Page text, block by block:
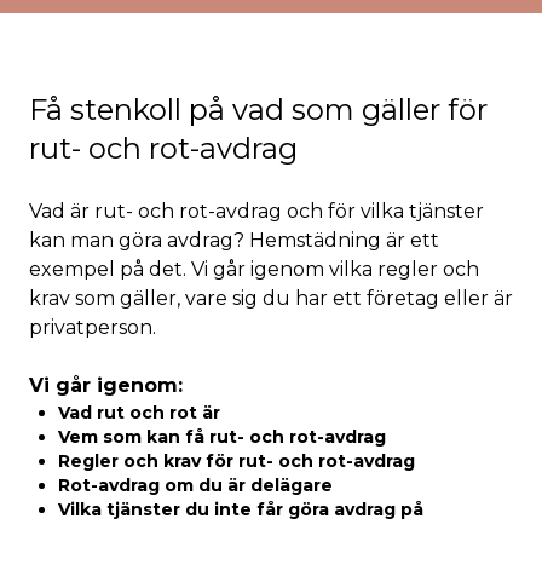
Få stenkoll på vad som gäller för
rut- och rot-avdrag
Vad är rut- och rot-avdrag och för vilka tjänster
kan man göra avdrag? Hemstädning är ett
exempel på det. Vi går igenom vilka regler och
krav som gäller, vare sig du har ett företag eller är
privatperson.
Vi går igenom:
Vad rut och rot är
Vem som kan få rut- och rot-avdrag
Regler och krav för rut- och rot-avdrag
Rot-avdrag om du är delägare
Vilka tjänster du inte får göra avdrag på